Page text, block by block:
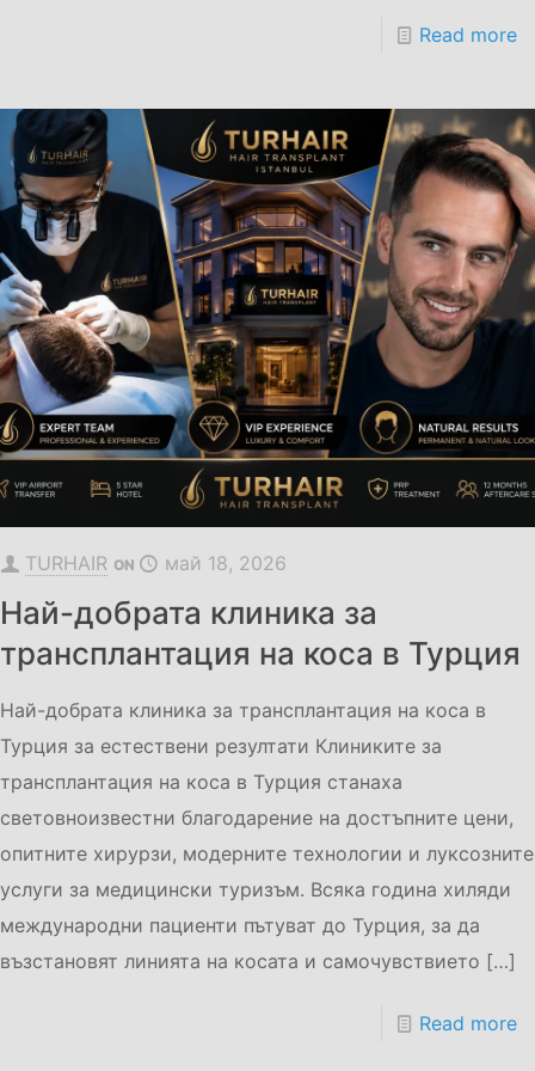
Read more
TURHAIR ON май 18, 2026
Най-добрата клиника за
трансплантация на коса в Турция
Най-добрата клиника за трансплантация на коса в
Турция за естествени резултати Клиниките за
трансплантация на коса в Турция станаха
световноизвестни благодарение на достъпните цени,
опитните хирурзи, модерните технологии и луксозните
услуги за медицински туризъм. Всяка година хиляди
международни пациенти пътуват до Турция, за да
възстановят линията на косата и самочувствието […]
Read more